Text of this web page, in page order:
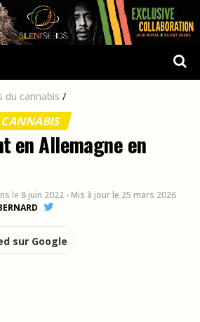
du cannabis /
CANNABIS
en Allemagne en
le 8 juin 2022 - Mis à jour le 25 mars 2026
sur Google